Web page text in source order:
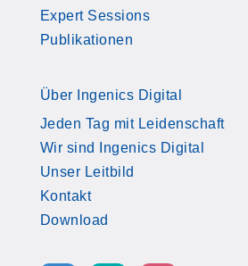
Expert Sessions
Publikationen
Über Ingenics Digital
Jeden Tag mit Leidenschaft
Wir sind Ingenics Digital
Unser Leitbild
Kontakt
Download